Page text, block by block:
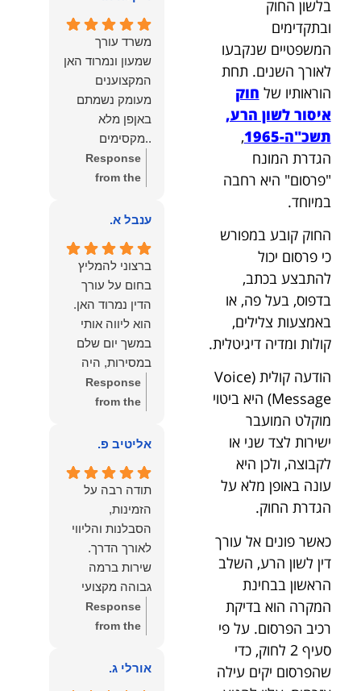
בלשון החוק
ובתקדימים
המשפטיים שנקבעו
לאורך השנים. תחת
הוראותיו של חוק
איסור לשון הרע,
תשכ"ה-1965
,
הגדרת המונח
"פרסום" היא רחבה
במיוחד.
החוק קובע במפורש
כי פרסום יכול
להתבצע בכתב,
בדפוס, בעל פה, או
באמצעות צלילים,
קולות ומדיה דיגיטלית.
הודעה קולית (Voice
Message) היא ביטוי
מוקלט המועבר
ישירות לצד שני או
לקבוצה, ולכן היא
עונה באופן מלא על
הגדרת החוק.
כאשר פונים אל עורך
דין לשון הרע, השלב
הראשון בבחינת
המקרה הוא בדיקת
רכיב הפרסום. על פי
סעיף 2 לחוק, כדי
שהפרסום יקים עילה
משרד עורך
שמעון ונמרוד האן
המקצוענים
מעומק נשמתם
באןפן מלא
..מקסימים
ונעימים אוזן
קשבת, ונונתנים
מלא ואמיתי..שפו
עליכם..אני
שמחה שאתם
איתי ותזכו לטוב
כפי
שאתם....תבורכו
ברכה והצלחה
וחיבוק ממני🙂😘
💓
Response
from the
רבה על המילים
והמרגשות.
שמחנו מאוד
לקרוא את
דברייך. אנו
מעריכים את
האמון שנתת בנו
ונמשיך לעמוד
לצידך וללוות
אותך במסירות.
הלב הרבה
הצלחה, ברכה
ובשורות טובות.
שמעון האן
משרד עורכי דין
ונוטריון
ענבל א.
ברצוני להמליץ
בחום על עורך
הדין נמרוד האן.
הוא ליווה אותי
במשך יום שלם
במסירות, היה
זמין לכל שאלה,
הכווין אותי בכל
תחושת ביטחון
התהליך.
המקצועיות,
הסבלנות,
היסודיות
והאכפתיות שלו
בלטו מהרגע
הראשון. הרגשתי
שיש לי על מי
לסמוך, ואני
הלב לכל מי
Response
from the
הוא שלנו, נעמוד
ולשירותך בכל
עת גם בהמשך.
שמעון האן
משרד עורכי דין
ונוטריון
אליטיב פ.
תודה רבה על
הזמינות,
הסבלנות והליווי
שירות ברמה
גבוהה מקצועי
ואמין.
Response
from the
הוא שלנו.
אורלי ג.